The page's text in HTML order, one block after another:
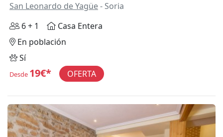
San Leonardo de Yagüe- Soria
6 + 1
Casa Entera
En población
Sí
Desde 19€* OFERTA